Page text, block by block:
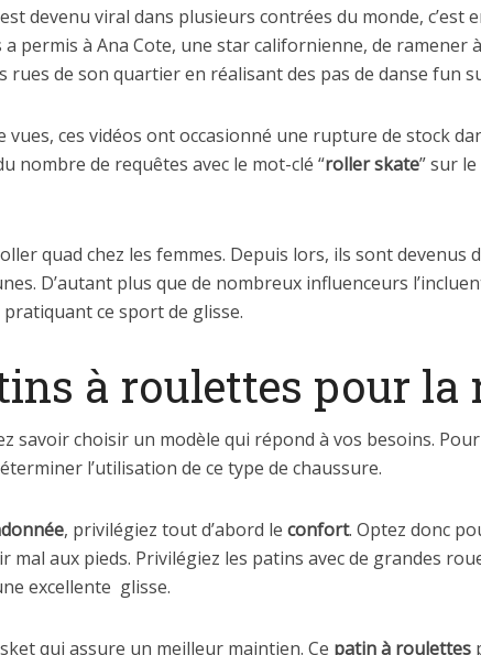
devenu viral dans plusieurs contrées du monde, c’est
permis à Ana Cote, une star californienne, de ramener
rues de son quartier en réalisant des pas de danse fun
ces vidéos ont occasionné une rupture de stock
nombre de requêtes avec le mot-clé “roller skate” sur
quad chez les femmes. Depuis lors, ils sont devenus
D’autant plus que de nombreux influenceurs
ce sport de glisse.
à roulettes pour la
savoir choisir un modèle qui répond à vos besoins.
l’utilisation de ce type de chaussure.
, privilégiez tout d’abord le confort. Optez donc
aux pieds. Privilégiez les patins avec de grandes
excellente glisse.
qui assure un meilleur maintien. Ce patin à roulettes